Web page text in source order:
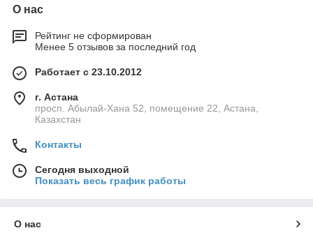
О нас
Рейтинг не сформирован
Менее 5 отзывов за последний год
Работает с 23.10.2012
г. Астана
просп. Абылай-Хана 52, помещение 22, Астана,
Казахстан
Контакты
Сегодня выходной
Показать весь график работы
О нас